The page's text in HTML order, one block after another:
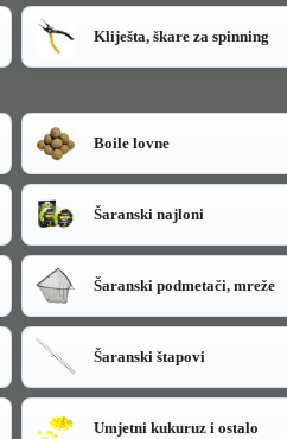
Kliješta, škare za spinning
Boile lovne
Šaranski najloni
Šaranski podmetači, mreže
Šaranski štapovi
Umjetni kukuruz i ostalo